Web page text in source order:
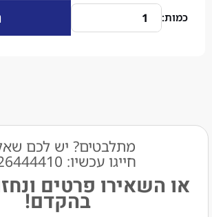
הוספה
מתלבטים? יש לכם שאלה?
חייגו עכשיו: 0526444410​
פרטים ונחזור
בהקדם!